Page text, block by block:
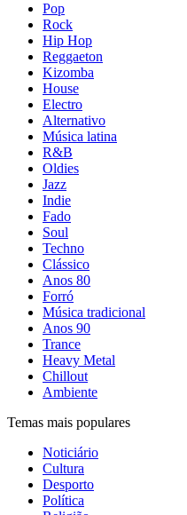
Pop
Rock
Hip Hop
Reggaeton
Kizomba
House
Electro
Alternativo
Música latina
R&B
Oldies
Jazz
Indie
Fado
Soul
Techno
Clássico
Anos 80
Forró
Música tradicional
Anos 90
Trance
Heavy Metal
Chillout
Ambiente
Temas mais populares
Noticiário
Cultura
Desporto
Política